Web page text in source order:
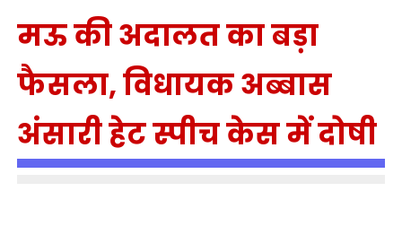
मऊ की अदालत का बड़ा
फैसला, विधायक अब्बास
अंसारी हेट स्पीच केस में दोषी